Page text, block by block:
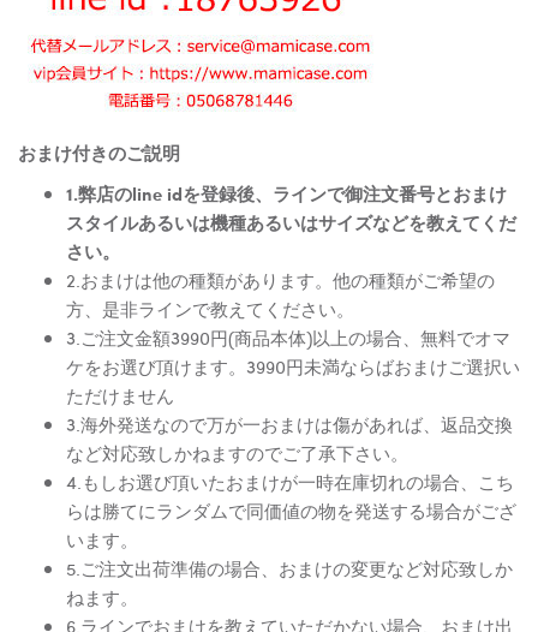
おまけ付きのご説明
1.弊店のline idを登録後、ラインで御注文番号とおまけ
スタイルあるいは機種あるいはサイズなどを教えてくだ
さい。
2.おまけは他の種類があります。他の種類がご希望の
方、是非ラインで教えてください。
3.ご注文金額3990円(商品本体)以上の場合、無料でオマ
ケをお選び頂けます。3990円未満ならばおまけご選択い
ただけません
3.海外発送なので万が一おまけは傷があれば、返品交換
など対応致しかねますのでご了承下さい。
4.もしお選び頂いたおまけが一時在庫切れの場合、こち
らは勝てにランダムで同価値の物を発送する場合がござ
います。
5.ご注文出荷準備の場合、おまけの変更など対応致しか
ねます。
6.ラインでおまけを教えていただかない場合、おまけ出